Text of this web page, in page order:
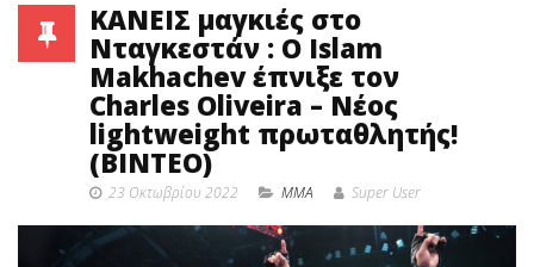
ΚΑΝΕΙΣ μαγκιές στο
Νταγκεστάν : Ο Islam
Makhachev έπνιξε τον
Charles Oliveira – Νέος
lightweight πρωταθλητής!
(ΒΙΝΤΕΟ)
23 Οκτωβρίου 2022 MMA Super User